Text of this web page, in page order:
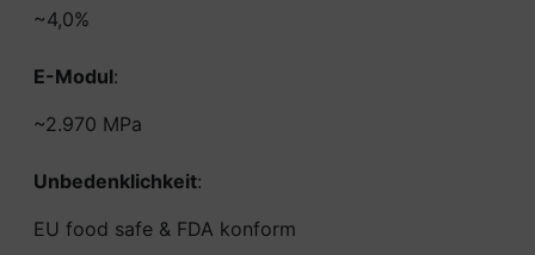
~4,0%
E-Modul:
~2.970 MPa
Unbedenklichkeit:
EU food safe & FDA konform